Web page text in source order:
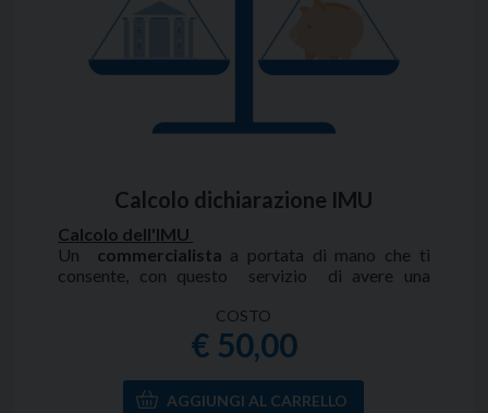
Calcolo dichiarazione IMU
Calcolo dell'IMU
Un commercialista a portata di mano che ti
consente, con questo servizio di avere una
Con questo servizio fiscoeasy,
commercialista on line, sarà in grado di liquidare
l’Imu di qualsiasi comune d’Italia con tutte le
disposizioni dei singoli comuni
COSTO
€ 50,00